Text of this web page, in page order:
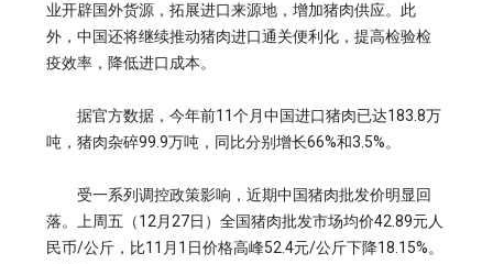
业开辟国外货源，拓展进口来源地，增加猪肉供应。此
外，中国还将继续推动猪肉进口通关便利化，提高检验检
疫效率，降低进口成本。
据官方数据，今年前11个月中国进口猪肉已达183.8万
吨，猪肉杂碎99.9万吨，同比分别增长66%和3.5%。
受一系列调控政策影响，近期中国猪肉批发价明显回
落。上周五（12月27日）全国猪肉批发市场均价42.89元人
民币/公斤，比11月1日价格高峰52.4元/公斤下降18.15%。